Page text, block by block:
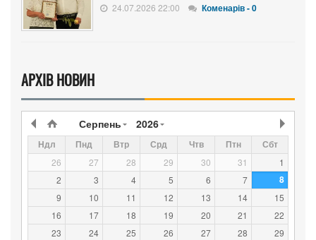
24.07.2026 22:00 Коменарів - 0
АРХІВ НОВИН
Серпень 2026
Ндл Пнд Втр Срд Чтв Птн Сбт
26 27 28 29 30 31
1
2
3 4 5 6 7 8
9 10 11 12 13 14
15
16
17 18 19 20 21
22
23
24 25 26 27 28
29